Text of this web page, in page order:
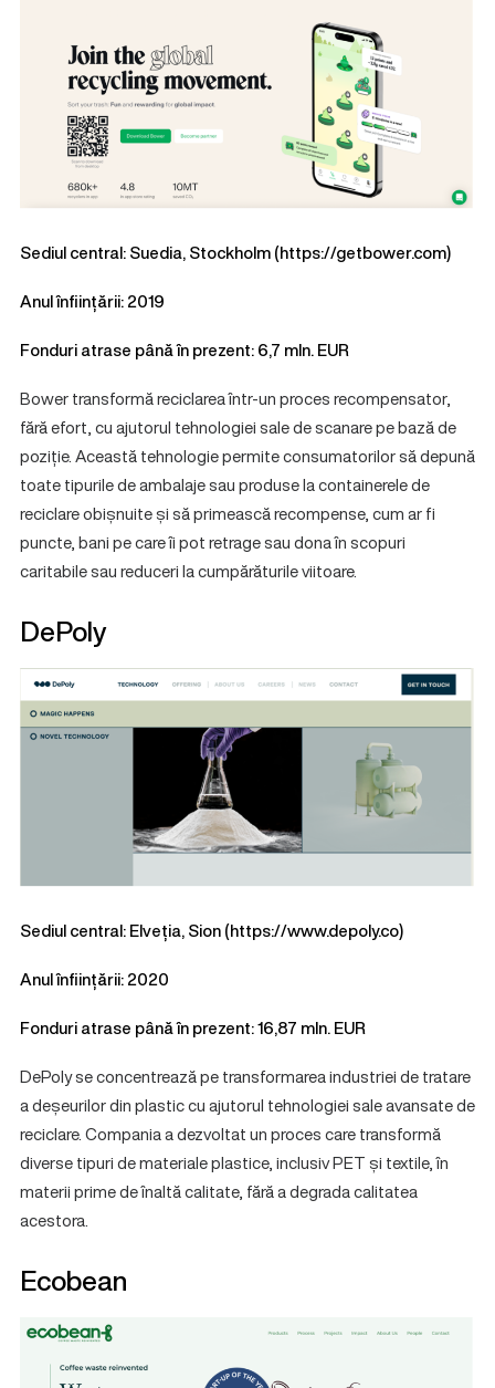
Sediul central: Suedia, Stockholm (https://getbower.com)
Anul înființării: 2019
Fonduri atrase până în prezent: 6,7 mln. EUR
Bower transformă reciclarea într-un proces recompensator,
fără efort, cu ajutorul tehnologiei sale de scanare pe bază de
poziție. Această tehnologie permite consumatorilor să depună
toate tipurile de ambalaje sau produse la containerele de
reciclare obișnuite și să primească recompense, cum ar fi
puncte, bani pe care îi pot retrage sau dona în scopuri
caritabile sau reduceri la cumpărăturile viitoare.
DePoly
Sediul central: Elveția, Sion (https://www.depoly.co)
Anul înființării: 2020
Fonduri atrase până în prezent: 16,87 mln. EUR
DePoly se concentrează pe transformarea industriei de tratare
a deșeurilor din plastic cu ajutorul tehnologiei sale avansate de
reciclare. Compania a dezvoltat un proces care transformă
diverse tipuri de materiale plastice, inclusiv PET și textile, în
materii prime de înaltă calitate, fără a degrada calitatea
acestora.
Ecobean